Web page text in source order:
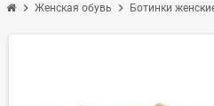
chevron_right Женская обувь chevron_right Ботинки